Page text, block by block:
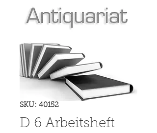
SKU: 40152
D 6 Arbeitsheft